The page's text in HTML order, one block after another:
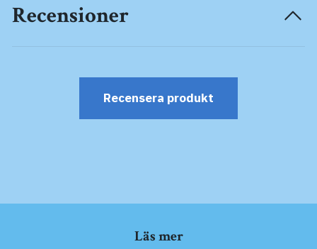
Recensioner
Recensera produkt
Läs mer